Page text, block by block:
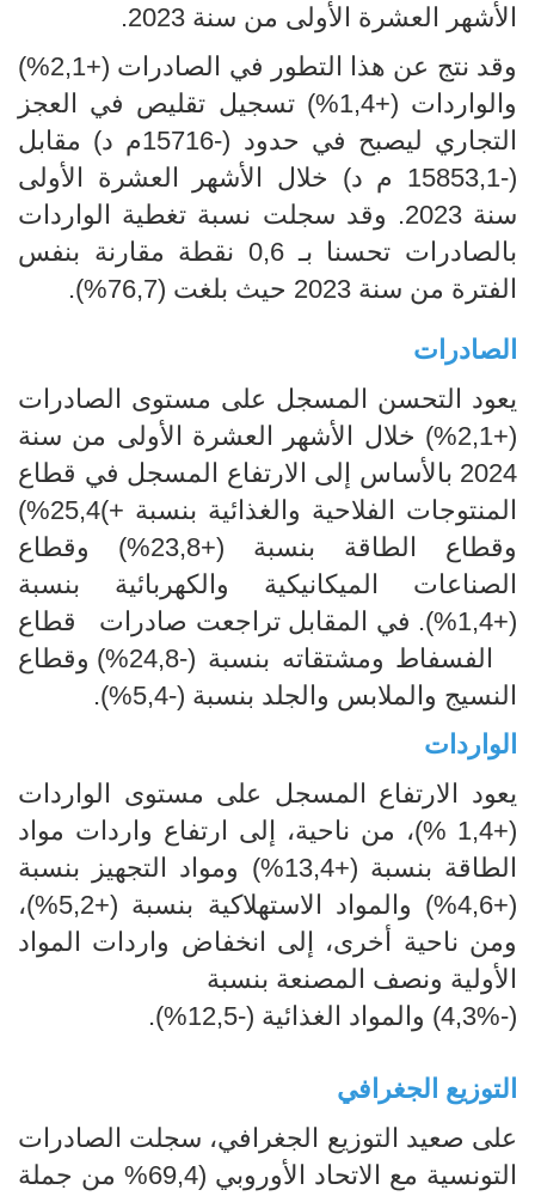
الأشهر العشرة الأولى من سنة 2023.
وقد نتج عن هذا التطور في الصادرات (+2,1%)
والواردات (+1,4%) تسجيل تقليص في العجز
التجاري ليصبح في حدود (-15716م د) مقابل
(-15853,1 م د) خلال الأشهر العشرة الأولى
سنة 2023. وقد سجلت نسبة تغطية الواردات
بالصادرات تحسنا بـ 0,6 نقطة مقارنة بنفس
الفترة من سنة 2023 حيث بلغت (76,7%).
الصادرات
يعود التحسن المسجل على مستوى الصادرات
(+2,1%) خلال الأشهر العشرة الأولى من سنة
2024 بالأساس إلى الارتفاع المسجل في قطاع
المنتوجات الفلاحية والغذائية بنسبة +)25,4%)
وقطاع الطاقة بنسبة (+23,8%) وقطاع
الصناعات الميكانيكية والكهربائية بنسبة
(+1,4%). في المقابل تراجعت صادرات قطاع
الفسفاط ومشتقاته بنسبة (-24,8%) وقطاع
النسيج والملابس والجلد بنسبة (-5,4%).
الواردات
يعود الارتفاع المسجل على مستوى الواردات
(+1,4 %)، من ناحية، إلى ارتفاع واردات مواد
الطاقة بنسبة (+13,4%) ومواد التجهيز بنسبة
(+4,6%) والمواد الاستهلاكية بنسبة (+5,2%)،
ومن ناحية أخرى، إلى انخفاض واردات المواد
الأولية ونصف المصنعة بنسبة
(-4,3%) والمواد الغذائية (-12,5%).
التوزيع الجغرافي
على صعيد التوزيع الجغرافي، سجلت الصادرات
التونسية مع الاتحاد الأوروبي (69,4% من جملة